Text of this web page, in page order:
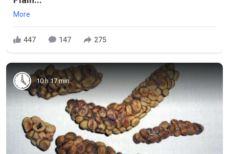
More
447 147 275
10 h 17 min